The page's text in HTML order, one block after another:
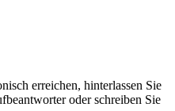
erreichen, hinterlassen Sie
oder schreiben Sie